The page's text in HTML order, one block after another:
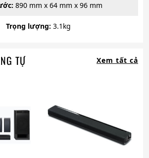
890 mm x 64 mm x 96 mm
Trọng lượng: 3.1kg
TỰ Xem tất cả